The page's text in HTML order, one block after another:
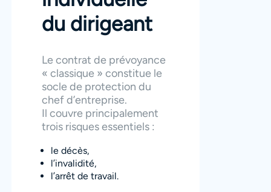
du dirigeant
Le contrat de prévoyance
« classique » constitue le
socle de protection du
chef d’entreprise.
Il couvre principalement
trois risques essentiels :
le décès,
l’invalidité,
l’arrêt de travail.